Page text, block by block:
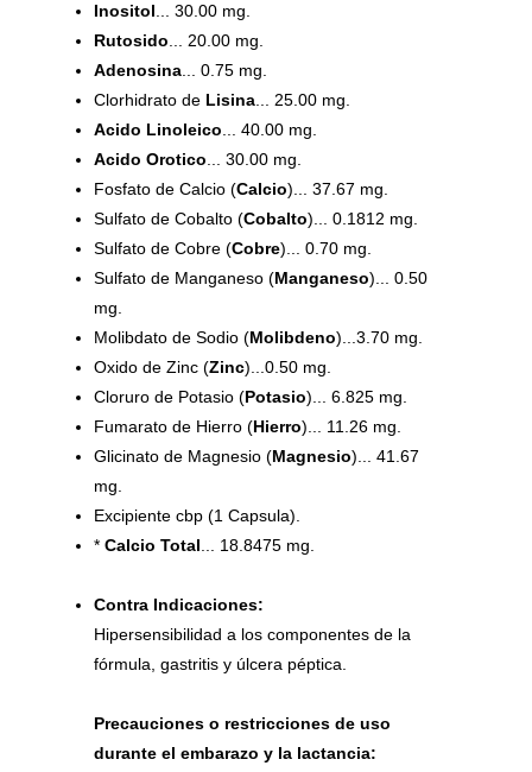
Inositol... 30.00 mg.
Rutosido... 20.00 mg.
Adenosina... 0.75 mg.
Clorhidrato de Lisina... 25.00 mg.
Acido Linoleico... 40.00 mg.
Acido Orotico... 30.00 mg.
Fosfato de Calcio (Calcio)... 37.67 mg.
Sulfato de Cobalto (Cobalto)... 0.1812 mg.
Sulfato de Cobre (Cobre)... 0.70 mg.
Sulfato de Manganeso (Manganeso)... 0.50
mg.
Molibdato de Sodio (Molibdeno)...3.70 mg.
Oxido de Zinc (Zinc)...0.50 mg.
Cloruro de Potasio (Potasio)... 6.825 mg.
Fumarato de Hierro (Hierro)... 11.26 mg.
Glicinato de Magnesio (Magnesio)... 41.67
mg.
Excipiente cbp (1 Capsula).
* Calcio Total... 18.8475 mg.
Contra Indicaciones:
Hipersensibilidad a los componentes de la
fórmula, gastritis y úlcera péptica.
Precauciones o restricciones de uso
durante el embarazo y la lactancia: